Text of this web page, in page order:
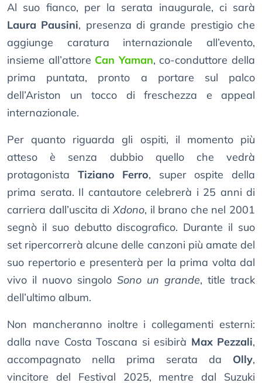
Al suo fianco, per la serata inaugurale, ci sarà
Laura Pausini, presenza di grande prestigio che
aggiunge caratura internazionale all’evento,
insieme all’attore Can Yaman, co-conduttore della
prima puntata, pronto a portare sul palco
dell’Ariston un tocco di freschezza e appeal
internazionale.
Per quanto riguarda gli ospiti, il momento più
atteso è senza dubbio quello che vedrà
protagonista Tiziano Ferro, super ospite della
prima serata. Il cantautore celebrerà i 25 anni di
carriera dall’uscita diXdono, il brano che nel 2001
segnò il suo debutto discografico. Durante il suo
set ripercorrerà alcune delle canzoni più amate del
suo repertorio e presenterà per la prima volta dal
vivo il nuovo singolo Sono un grande, title track
dell’ultimo album.
Non mancheranno inoltre i collegamenti esterni:
dalla nave Costa Toscana si esibirà Max Pezzali,
accompagnato nella prima serata da Olly,
vincitore del Festival 2025, mentre dal Suzuki